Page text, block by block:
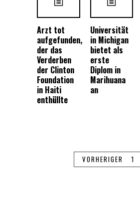
Arzt tot
aufgefunden,
der das
Verderben
der Clinton
Foundation
in Haiti
enthüllte
Universität
in Michigan
bietet als
erste
Diplom in
Marihuana
an
VORHERIGER 1